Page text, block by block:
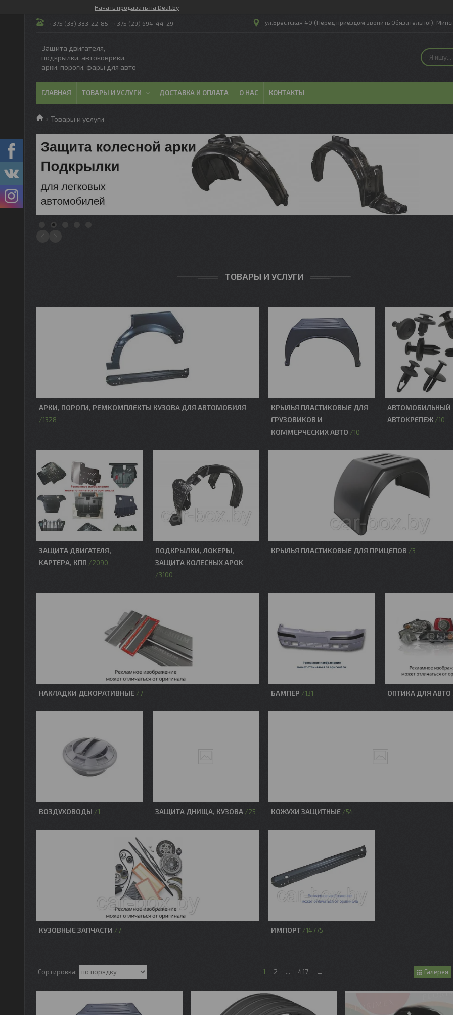
Начать продавать на Deal.by
+375 (33) 333-22-85 +375 (29) 694-44-29 ул.Брестская 40 (Перед приездом звонить Обязательно!),
Защита двигателя,
подкрылки, автоковрики,
арки, пороги, фары для авто
ГЛАВНАЯ ТОВАРЫ И УСЛУГИ ДОСТАВКА И ОПЛАТА О НАС КОНТАКТЫ
Товары и услуги
ТОВАРЫ И УСЛУГИ
АРКИ, ПОРОГИ, РЕМКОМПЛЕКТЫ КУЗОВА ДЛЯ АВТОМОБИЛЯ
1328
КРЫЛЬЯ ПЛАСТИКОВЫЕ ДЛЯ
ГРУЗОВИКОВ И
КОММЕРЧЕСКИХ АВТО
10
АВТОМОБИЛЬНЫЙ
АВТОКРЕПЕЖ
10
ЗАЩИТА ДВИГАТЕЛЯ,
КАРТЕРА, КПП
2090
ПОДКРЫЛКИ, ЛОКЕРЫ,
ЗАЩИТА КОЛЕСНЫХ АРОК
3100
КРЫЛЬЯ ПЛАСТИКОВЫЕ ДЛЯ ПРИЦЕПОВ 3
НАКЛАДКИ ДЕКОРАТИВНЫЕ 7 БАМПЕР 131 ОПТИКА ДЛЯ АВТО
ВОЗДУХОВОДЫ 1 ЗАЩИТА ДНИЩА, КУЗОВА 25 КОЖУХИ ЗАЩИТНЫЕ 54
КУЗОВНЫЕ ЗАПЧАСТИ 7 ИМПОРТ 14775
1 2 ... 417 → Галерея